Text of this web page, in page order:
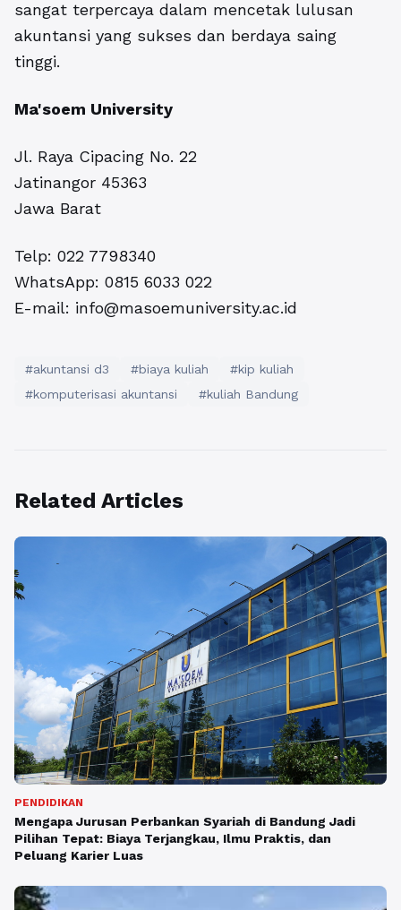
sangat terpercaya dalam mencetak lulusan
akuntansi yang sukses dan berdaya saing
tinggi.
Ma'soem University
Jl. Raya Cipacing No. 22
Jatinangor 45363
Jawa Barat
Telp: 022 7798340
WhatsApp: 0815 6033 022
E-mail: info@masoemuniversity.ac.id
#akuntansi d3 #biaya kuliah
#kip kuliah
#komputerisasi akuntansi
#kuliah Bandung
Related Articles
PENDIDIKAN
Mengapa Jurusan Perbankan Syariah di Bandung Jadi
Pilihan Tepat: Biaya Terjangkau, Ilmu Praktis, dan
Peluang Karier Luas